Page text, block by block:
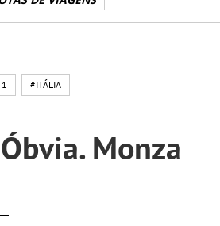
#ITÁLIA
Monza